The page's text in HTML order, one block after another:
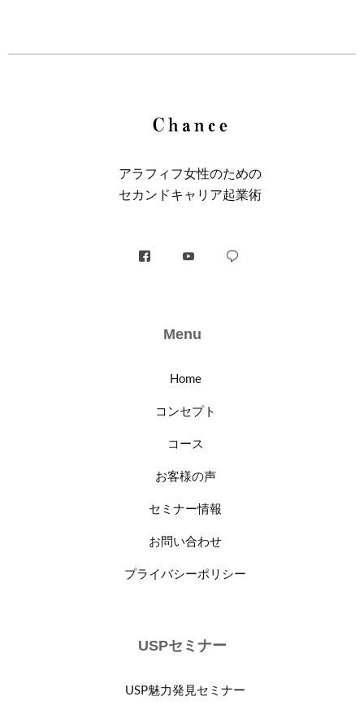
アラフィフ⼥性のための
セカンドキャリア起業術
Menu
Home
コンセプト
コース
お客様の声
セミナー情報
お問い合わせ
プライバシーポリシー
USPセミナー
USP魅力発見セミナー